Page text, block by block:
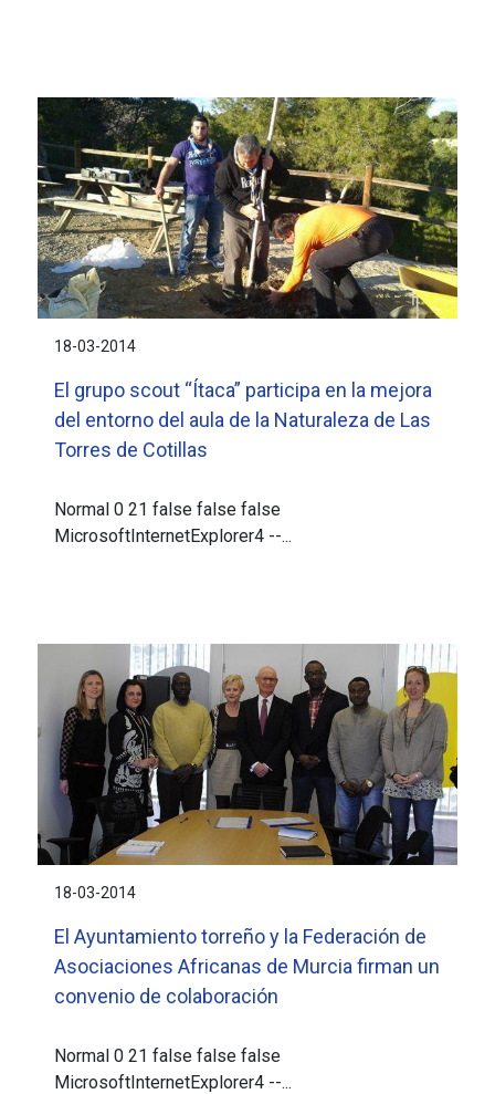
18-03-2014
El grupo scout “Ítaca” participa en la mejora
del entorno del aula de la Naturaleza de Las
Torres de Cotillas
Normal 0 21 false false false
MicrosoftInternetExplorer4 --...
18-03-2014
El Ayuntamiento torreño y la Federación de
Asociaciones Africanas de Murcia firman un
convenio de colaboración
Normal 0 21 false false false
MicrosoftInternetExplorer4 --...